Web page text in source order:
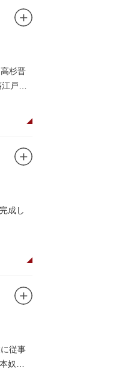
杉晋
戸邸
成し
従事
奴頭